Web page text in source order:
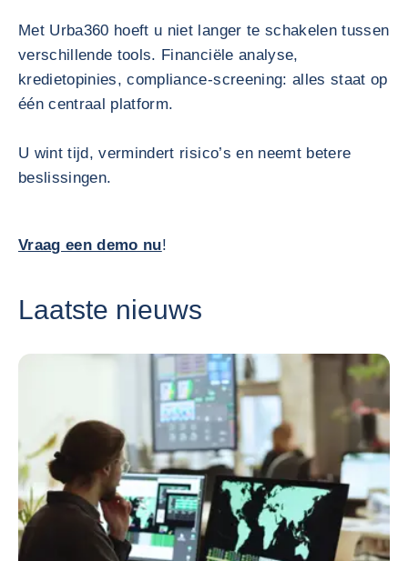
Met Urba360 hoeft u niet langer te schakelen tussen
verschillende tools. Financiële analyse,
kredietopinies, compliance‑screening: alles staat op
één centraal platform.
U wint tijd, vermindert risico’s en neemt betere
beslissingen.
Vraag een demo nu!
Laatste nieuws